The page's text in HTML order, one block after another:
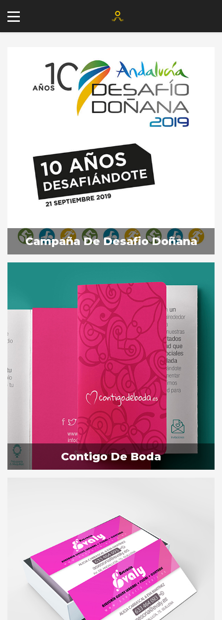
+34 677 802 482
info@agenciayablochkov.com
Campaña De Desafio Doñana
Contigo De Boda